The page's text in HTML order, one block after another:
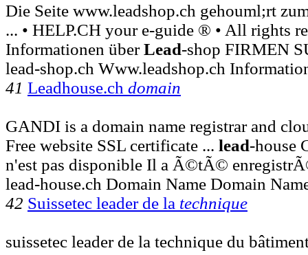
Die Seite www.leadshop.ch gehouml;rt
... • HELP.CH your e-guide ® • All rights
Informationen überLead-shop FIRMEN
lead-shop.ch Www.leadshop.ch
41 Leadhouse.ch domain
GANDI is a domain name registrar and
Free website SSL certificate ... lead-house
n'est pas disponible Il a Ã©tÃ©
lead-house.ch Domain Name Domain
42 Suissetec leader de la technique
suissetec leader de la technique du